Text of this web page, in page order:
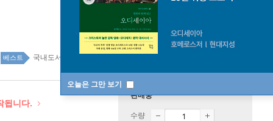
오늘은 그만 보기
베스트 국내도서 top100 3주
됩니다.
판매중
수량